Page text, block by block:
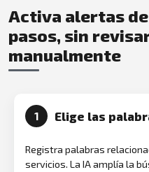
Activa alertas
pasos, sin
manualmente
1 Elige las
Registra palabras
servicios. La IA amplía la